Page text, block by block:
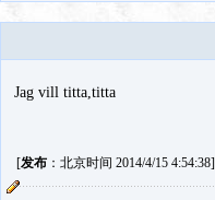
Jag vill titta,titta
[发布：北京时间 2014/4/15 4:54:38]